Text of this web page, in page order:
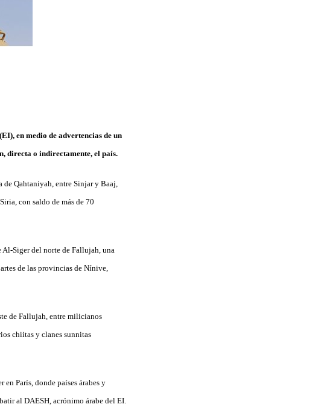
en medio de advertencias de un
directa o indirectamente, el país.
Qahtaniyah, entre Sinjar y Baaj,
con saldo de más de 70
Al-Siger del norte de Fallujah, una
de las provincias de Nínive,
de Fallujah, entre milicianos
chiitas y clanes sunnitas
París, donde países árabes y
al DAESH, acrónimo árabe del EI.